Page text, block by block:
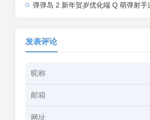
弹弹岛 2 新年贺岁优化端 Q 萌弹射手游 一键单机端 + Linux 手工端 + GM
发表评论